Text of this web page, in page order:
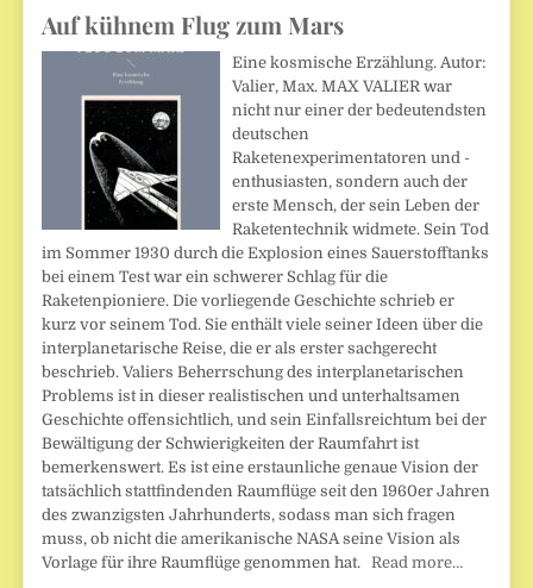
Auf kühnem Flug zum Mars
Eine kosmische Erzählung. Autor:
Valier, Max. MAX VALIER war
nicht nur einer der bedeutendsten
deutschen
Raketenexperimentatoren und -
enthusiasten, sondern auch der
erste Mensch, der sein Leben der
Raketentechnik widmete. Sein Tod
im Sommer 1930 durch die Explosion eines Sauerstofftanks
bei einem Test war ein schwerer Schlag für die
Raketenpioniere. Die vorliegende Geschichte schrieb er
kurz vor seinem Tod. Sie enthält viele seiner Ideen über die
interplanetarische Reise, die er als erster sachgerecht
beschrieb. Valiers Beherrschung des interplanetarischen
Problems ist in dieser realistischen und unterhaltsamen
Geschichte offensichtlich, und sein Einfallsreichtum bei der
Bewältigung der Schwierigkeiten der Raumfahrt ist
bemerkenswert. Es ist eine erstaunliche genaue Vision der
tatsächlich stattfindenden Raumflüge seit den 1960er Jahren
des zwanzigsten Jahrhunderts, sodass man sich fragen
muss, ob nicht die amerikanische NASA seine Vision als
Vorlage für ihre Raumflüge genommen hat.Read more…